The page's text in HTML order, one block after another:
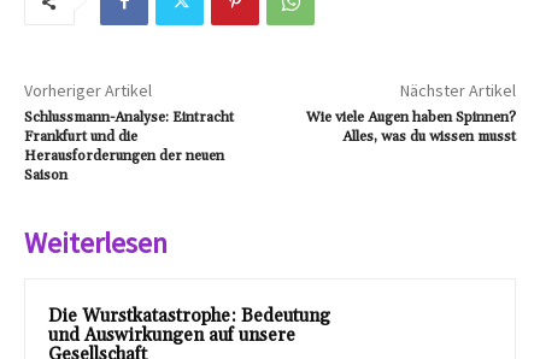
Vorheriger Artikel
Schlussmann-Analyse: Eintracht
Frankfurt und die
Herausforderungen der neuen
Saison
Nächster Artikel
Wie viele Augen haben Spinnen?
Alles, was du wissen musst
Weiterlesen
Die Wurstkatastrophe: Bedeutung
und Auswirkungen auf unsere